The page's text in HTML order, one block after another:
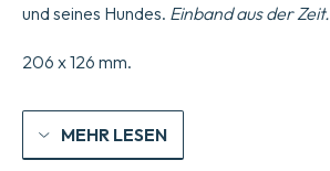
und seines Hundes. Einband aus der Zeit.
206 x 126 mm.
MEHR LESEN